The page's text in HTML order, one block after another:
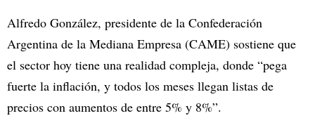
Alfredo González, presidente de la Confederación
Argentina de la Mediana Empresa (CAME) sostiene que
el sector hoy tiene una realidad compleja, donde “pega
fuerte la inflación, y todos los meses llegan listas de
precios con aumentos de entre 5% y 8%”.